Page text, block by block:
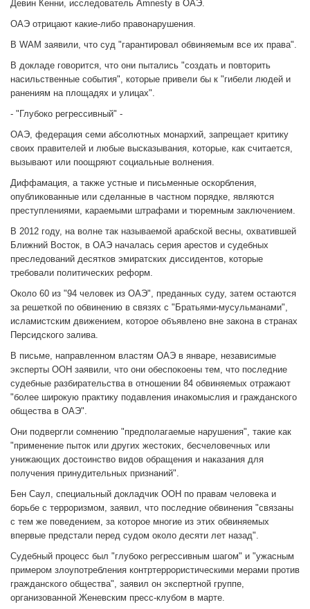
Девин Кенни, исследователь Amnesty в ОАЭ.
ОАЭ отрицают какие-либо правонарушения.
В WAM заявили, что суд "гарантировал обвиняемым все их права".
В докладе говорится, что они пытались "создать и повторить
насильственные события", которые привели бы к "гибели людей и
ранениям на площадях и улицах".
- "Глубоко регрессивный" -
ОАЭ, федерация семи абсолютных монархий, запрещает критику
своих правителей и любые высказывания, которые, как считается,
вызывают или поощряют социальные волнения.
Диффамация, а также устные и письменные оскорбления,
опубликованные или сделанные в частном порядке, являются
преступлениями, караемыми штрафами и тюремным заключением.
В 2012 году, на волне так называемой арабской весны, охватившей
Ближний Восток, в ОАЭ началась серия арестов и судебных
преследований десятков эмиратских диссидентов, которые
требовали политических реформ.
Около 60 из "94 человек из ОАЭ", преданных суду, затем остаются
за решеткой по обвинению в связях с "Братьями-мусульманами",
исламистским движением, которое объявлено вне закона в странах
Персидского залива.
В письме, направленном властям ОАЭ в январе, независимые
эксперты ООН заявили, что они обеспокоены тем, что последние
судебные разбирательства в отношении 84 обвиняемых отражают
"более широкую практику подавления инакомыслия и гражданского
общества в ОАЭ".
Они подвергли сомнению "предполагаемые нарушения", такие как
"применение пыток или других жестоких, бесчеловечных или
унижающих достоинство видов обращения и наказания для
получения принудительных признаний".
Бен Саул, специальный докладчик ООН по правам человека и
борьбе с терроризмом, заявил, что последние обвинения "связаны
с тем же поведением, за которое многие из этих обвиняемых
впервые предстали перед судом около десяти лет назад".
Судебный процесс был "глубоко регрессивным шагом" и "ужасным
примером злоупотребления контртеррористическими мерами против
гражданского общества", заявил он экспертной группе,
организованной Женевским пресс-клубом в марте.